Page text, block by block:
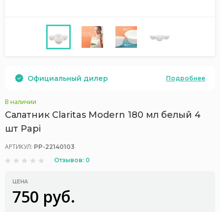
Официальный дилер Подробнее
В наличии
Салатник Claritas Modern 180 мл белый 4
шт Papi
АРТИКУЛ: PP-22140103
Отзывов: 0
ЦЕНА
750 руб.